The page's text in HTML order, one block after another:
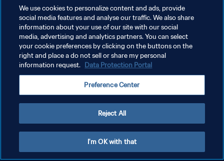
POLITIQUE DE CONFIDENTIALITÉ
CONDITIONS D'UTILISATION
GÉRER VOS PRÉFÉRENCES SUR LES COOKIES
We use cookies to personalize content and ads, provide
social media features and analyse our traffic. We also share
information about your use of our site with our social
media, advertising and analytics partners. You can select
your cookie preferences by clicking on the buttons on the
right and place a do not sell or share my personal
information request. Data Protection Portal
Preference Center
Reject All
I'm OK with that